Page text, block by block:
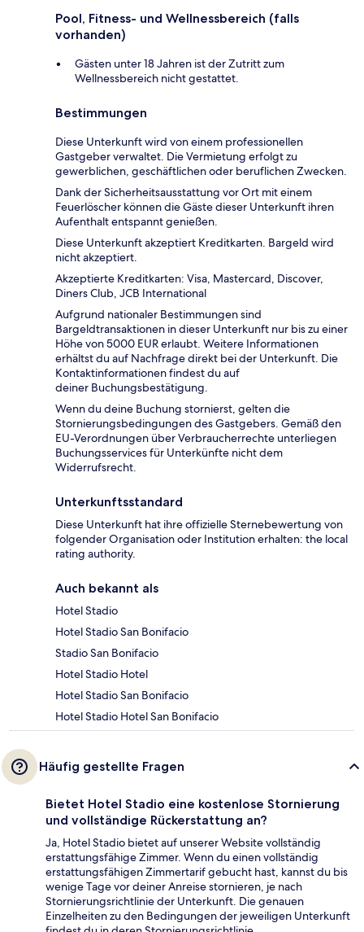
Pool, Fitness- und Wellnessbereich (falls
vorhanden)
Gästen unter 18 Jahren ist der Zutritt zum
Wellnessbereich nicht gestattet.
Bestimmungen
Diese Unterkunft wird von einem professionellen
Gastgeber verwaltet. Die Vermietung erfolgt zu
gewerblichen, geschäftlichen oder beruflichen Zwecken.
Dank der Sicherheitsausstattung vor Ort mit einem
Feuerlöscher können die Gäste dieser Unterkunft ihren
Aufenthalt entspannt genießen.
Diese Unterkunft akzeptiert Kreditkarten. Bargeld wird
nicht akzeptiert.
Akzeptierte Kreditkarten: Visa, Mastercard, Discover,
Diners Club, JCB International
Aufgrund nationaler Bestimmungen sind
Bargeldtransaktionen in dieser Unterkunft nur bis zu einer
Höhe von 5000 EUR erlaubt. Weitere Informationen
erhältst du auf Nachfrage direkt bei der Unterkunft. Die
Kontaktinformationen findest du auf
deiner Buchungsbestätigung.
Wenn du deine Buchung stornierst, gelten die
Stornierungsbedingungen des Gastgebers. Gemäß den
EU-Verordnungen über Verbraucherrechte unterliegen
Buchungsservices für Unterkünfte nicht dem
Widerrufsrecht.
Unterkunftsstandard
Diese Unterkunft hat ihre offizielle Sternebewertung von
folgender Organisation oder Institution erhalten: the local
rating authority.
Auch bekannt als
Hotel Stadio
Hotel Stadio San Bonifacio
Stadio San Bonifacio
Hotel Stadio Hotel
Hotel Stadio San Bonifacio
Hotel Stadio Hotel San Bonifacio
Häufig gestellte Fragen
Bietet Hotel Stadio eine kostenlose Stornierung
und vollständige Rückerstattung an?
Ja, Hotel Stadio bietet auf unserer Website vollständig
erstattungsfähige Zimmer. Wenn du einen vollständig
erstattungsfähigen Zimmertarif gebucht hast, kannst du bis
wenige Tage vor deiner Anreise stornieren, je nach
Stornierungsrichtlinie der Unterkunft. Die genauen
Einzelheiten zu den Bedingungen der jeweiligen Unterkunft